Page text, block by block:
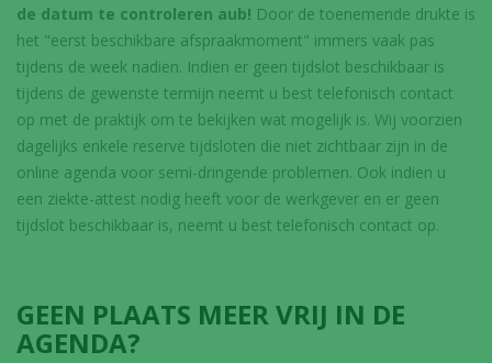
de datum te controleren aub! Door de toenemende drukte is
het "eerst beschikbare afspraakmoment" immers vaak pas
tijdens de week nadien. Indien er geen tijdslot beschikbaar is
tijdens de gewenste termijn neemt u best telefonisch contact
op met de praktijk om te bekijken wat mogelijk is. Wij voorzien
dagelijks enkele reserve tijdsloten die niet zichtbaar zijn in de
online agenda voor semi-dringende problemen. Ook indien u
een ziekte-attest nodig heeft voor de werkgever en er geen
tijdslot beschikbaar is, neemt u best telefonisch contact op.
GEEN PLAATS MEER VRIJ IN DE
AGENDA?